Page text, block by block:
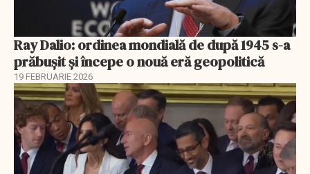
Ray Dalio: ordinea mondială de după 1945 s-a
prăbușit și începe o nouă eră geopolitică
19 FEBRUARIE 2026